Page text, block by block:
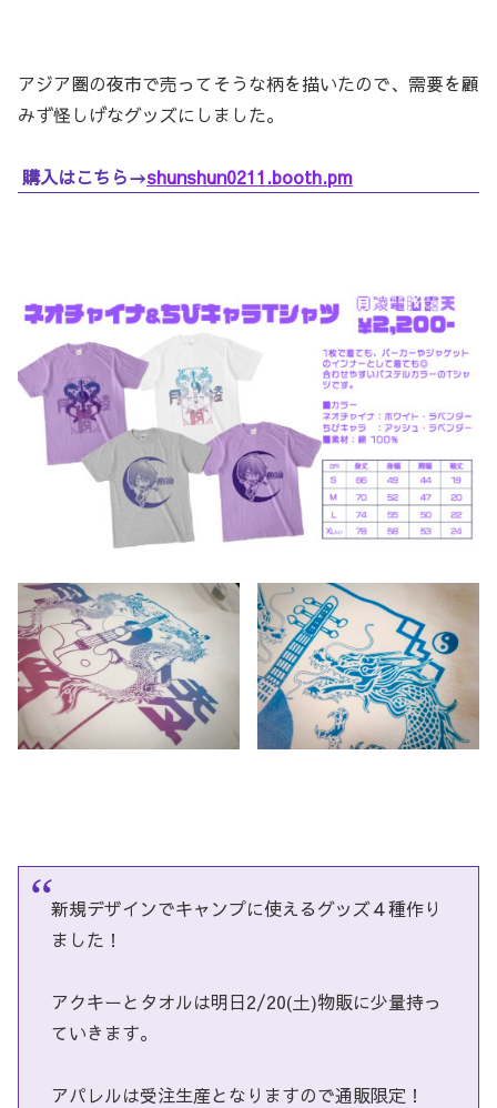
アジア圏の夜市で売ってそうな柄を描いたので、需要を顧
みず怪しげなグッズにしました。
購入はこちら→shunshun0211.booth.pm
新規デザインでキャンプに使えるグッズ４種作り
ました！
アクキーとタオルは明日2/20(土)物販に少量持っ
ていきます。
アパレルは受注生産となりますので通販限定！